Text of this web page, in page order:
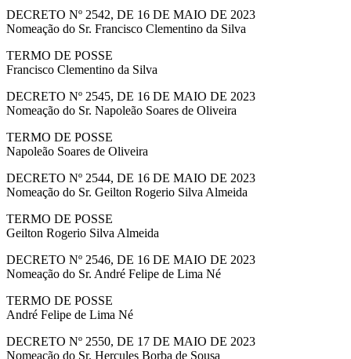
DECRETO Nº 2542, DE 16 DE MAIO DE 2023
Nomeação do Sr. Francisco Clementino da Silva
TERMO DE POSSE
Francisco Clementino da Silva
DECRETO Nº 2545, DE 16 DE MAIO DE 2023
Nomeação do Sr. Napoleão Soares de Oliveira
TERMO DE POSSE
Napoleão Soares de Oliveira
DECRETO Nº 2544, DE 16 DE MAIO DE 2023
Nomeação do Sr. Geilton Rogerio Silva Almeida
TERMO DE POSSE
Geilton Rogerio Silva Almeida
DECRETO Nº 2546, DE 16 DE MAIO DE 2023
Nomeação do Sr. André Felipe de Lima Né
TERMO DE POSSE
André Felipe de Lima Né
DECRETO Nº 2550, DE 17 DE MAIO DE 2023
Nomeação do Sr. Hercules Borba de Sousa